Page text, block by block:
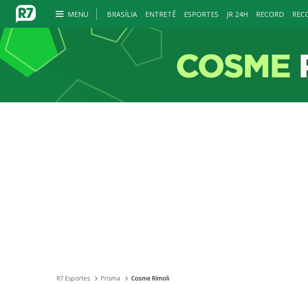
MENU BRASÍLIA ENTRETÊ ESPORTES JR 24H RECORD
R7 Esportes Prisma Cosme Rímoli